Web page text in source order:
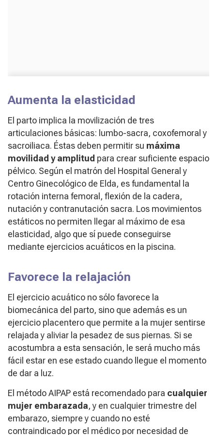
Aumenta la elasticidad
El parto implica la movilización de tres
articulaciones básicas: lumbo-sacra, coxofemoral y
sacroiliaca. Éstas deben permitir su máxima
movilidad y amplitud para crear suficiente espacio
pélvico. Según el matrón del Hospital General y
Centro Ginecológico de Elda, es fundamental la
rotación interna femoral, flexión de la cadera,
nutación y contranutación sacra. Los movimientos
estáticos no permiten llegar al máximo de esa
elasticidad, algo que sí puede conseguirse
mediante ejercicios acuáticos en la piscina.
Favorece la relajación
El ejercicio acuático no sólo favorece la
biomecánica del parto, sino que además es un
ejercicio placentero que permite a la mujer sentirse
relajada y aliviar la pesadez de sus piernas. Si se
acostumbra a esta sensación, le será mucho más
fácil estar en ese estado cuando llegue el momento
de dar a luz.
El método AIPAP está recomendado para cualquier
mujer embarazada, y en cualquier trimestre del
embarazo, siempre y cuando no esté
contraindicado por el médico por necesidad de